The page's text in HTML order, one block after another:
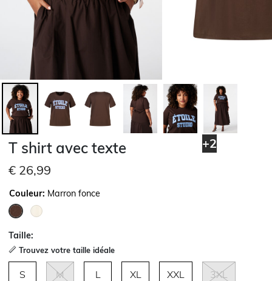
+2
T shirt avec texte
€ 26,99
Couleur: Marron fonce
Taille:
Trouvez votre taille idéale
S M L XL XXL 3XL